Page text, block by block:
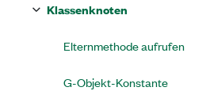
Klassenknoten
Elternmethode aufrufen
G-Objekt-Konstante